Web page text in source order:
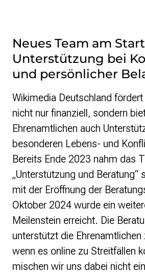
Neues Team am
Unterstützung bei
und persönlicher
Wikimedia Deutschland
nicht nur finanziell, sondern
Ehrenamtlichen auch
besonderen Lebens- und
Bereits Ende 2023 nahm das
„Unterstützung und Beratung“
mit der Eröffnung der
Oktober 2024 wurde ein
Meilenstein erreicht. Die
unterstützt die Ehrenamtlichen
wenn es online zu Streitfällen
mischen wir uns dabei nicht